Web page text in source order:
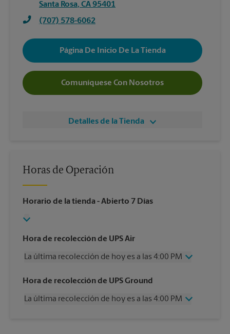
Santa Rosa, CA95401
(707) 578-6062
Página De Inicio De La Tienda
Comuníquese Con Nosotros
Detalles de la Tienda
Horas de Operación
Horario de la tienda - Abierto 7 Días
Hora de recolección de UPS Air
La última recolección de hoy es a las 4:00 PM
Viernes
4:00 PM
Domingo
Sin Recolección
Hora de recolección de UPS Ground
La última recolección de hoy es a las 4:00 PM